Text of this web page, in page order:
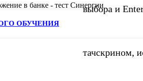
ОБУЧЕНИЯ
выбора и
тачскрином,
в банке - тест Синергии